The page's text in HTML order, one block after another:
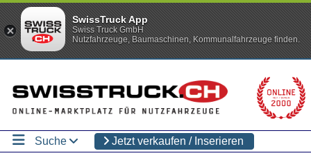
Suche Jetzt verkaufen / Inserieren
SwissTruck App
Swiss Truck GmbH
Nutzfahrzeuge, Baumaschinen, Kommunalfahrzeuge finden.